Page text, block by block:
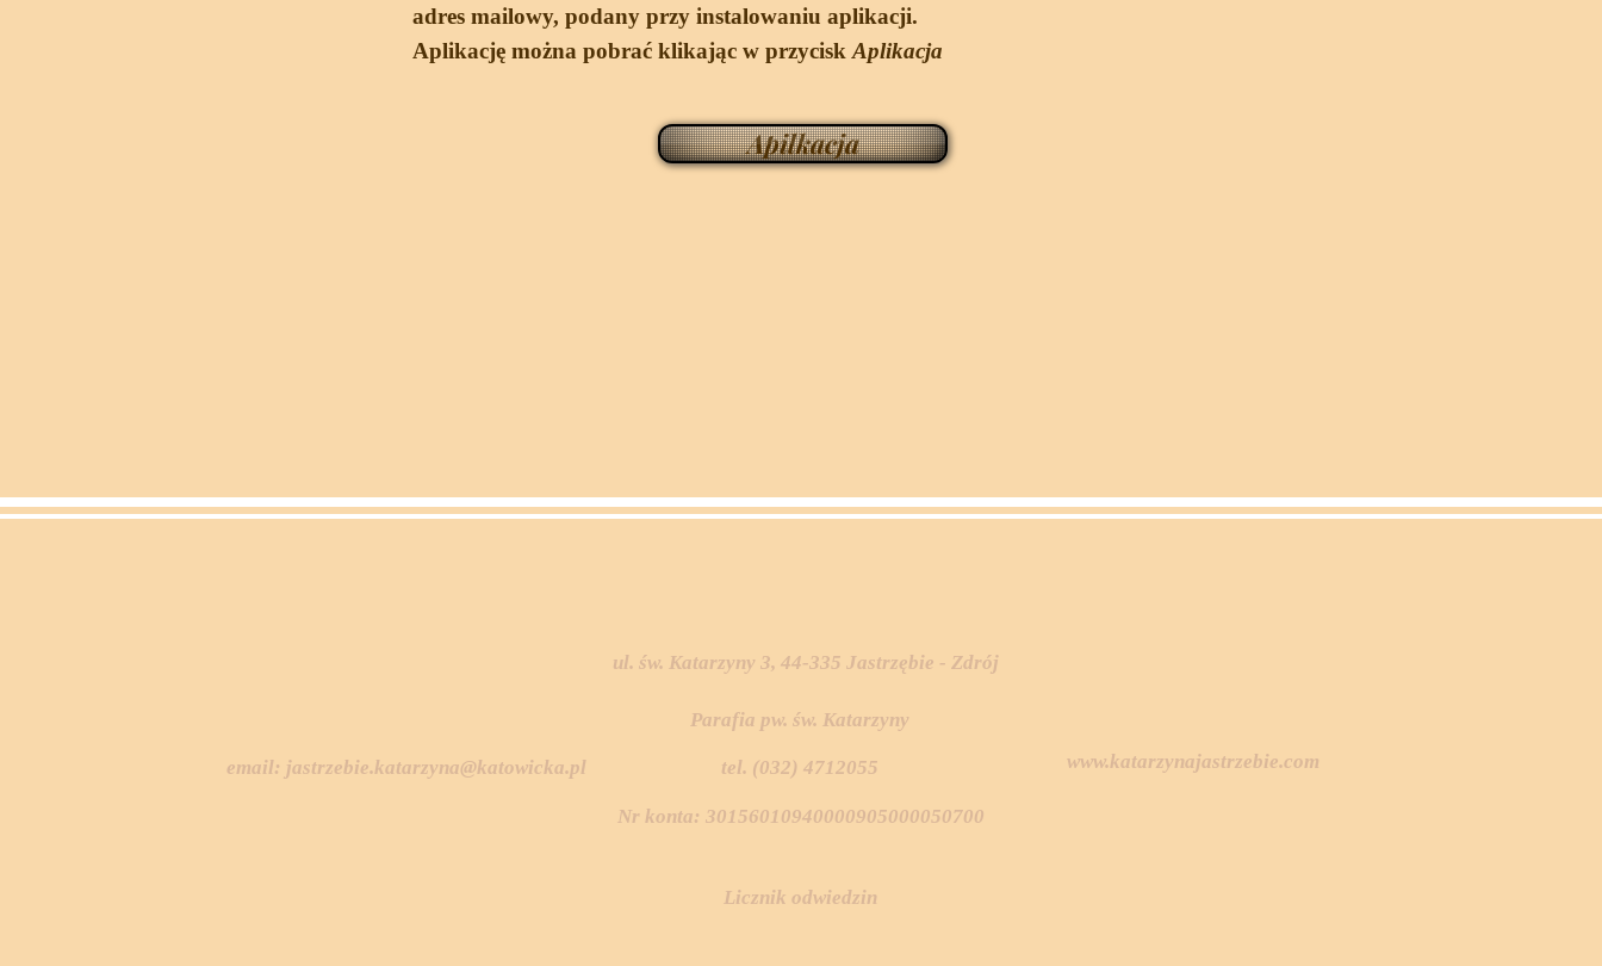
adres mailowy, podany przy instalowaniu aplikacji.
Aplikację można pobrać klikając w przycisk Aplikacja
Apilkacja
ul. św. Katarzyny 3, 44-335 Jastrzębie - Zdrój
Parafia pw. św. Katarzyny
email: jastrzebie.katarzyna@katowicka.pl tel. (032) 4712055 www.katarzynajastrzebie.com
Nr konta: 30156010940000905000050700
Licznik odwiedzin